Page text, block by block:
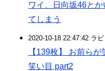
ワイ、日向坂46と
てしまう
2020-10-18 22:47:42 ラ
【139枚】 お前ら
笑い目 part2